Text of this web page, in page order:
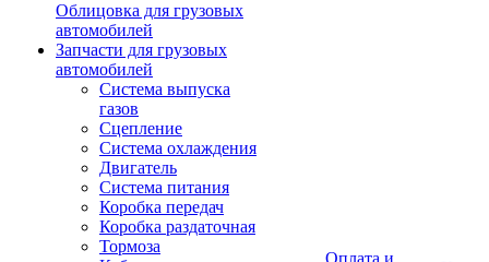
Облицовка для грузовых
автомобилей
Запчасти для грузовых
автомобилей
Система выпуска
газов
Сцепление
Система охлаждения
Двигатель
Система питания
Коробка передач
Коробка раздаточная
Тормоза